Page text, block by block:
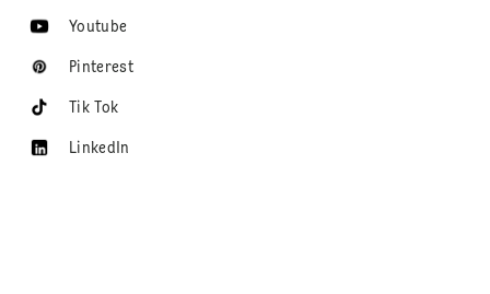
Youtube
Pinterest
Tik Tok
LinkedIn